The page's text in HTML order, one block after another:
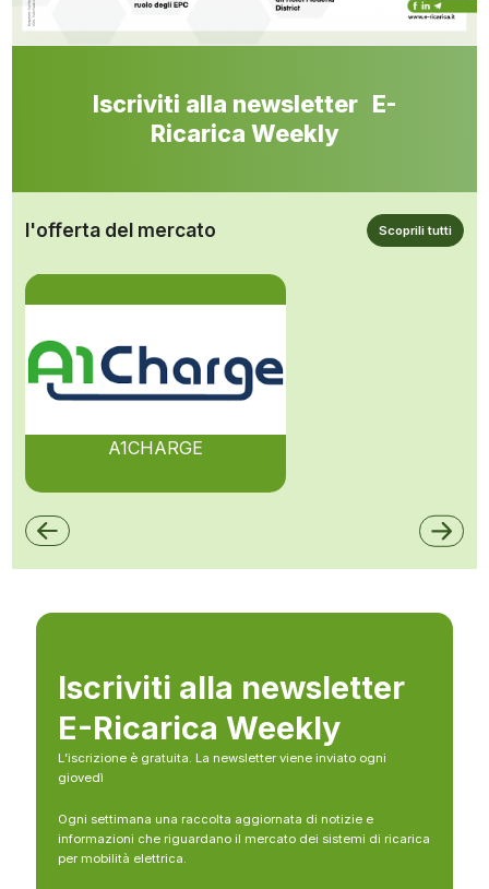
Iscriviti alla newsletter E-
Ricarica Weekly
l'offerta del mercato Scoprili tutti
A1CHARGE
Iscriviti alla newsletter
E-Ricarica Weekly
L’iscrizione è gratuita. La newsletter viene inviato ogni
giovedì
Ogni settimana una raccolta aggiornata di notizie e
informazioni che riguardano il mercato dei sistemi di ricarica
per mobilità elettrica.